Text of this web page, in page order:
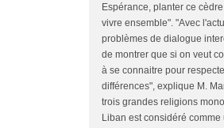
Espérance, planter ce
vivre ensemble". "Avec
problèmes de dialogue
de montrer que si on veut
à se connaitre pour
différences", explique M.
trois grandes religions
Liban est considéré